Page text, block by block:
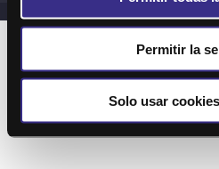
Permitir la
Solo usar